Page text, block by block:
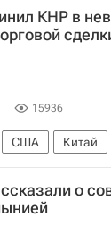
КНР в
15936
США Китай
о